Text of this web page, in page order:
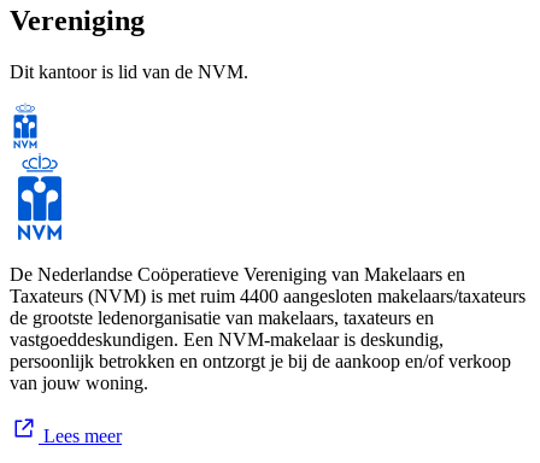
zelfs 's avonds en in het weekend.
Vereniging
Dit kantoor is lid van de NVM.
De Nederlandse Coöperatieve Vereniging van Makelaars en
Taxateurs (NVM) is met ruim 4400 aangesloten makelaars/taxateurs
de grootste ledenorganisatie van makelaars, taxateurs en
vastgoeddeskundigen. Een NVM-makelaar is deskundig,
persoonlijk betrokken en ontzorgt je bij de aankoop en/of verkoop
van jouw woning.
Lees meer